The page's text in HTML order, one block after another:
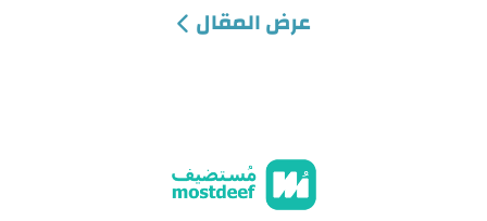
عرض المقال